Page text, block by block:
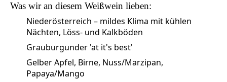
Was wir an diesem Weißwein lieben:
Niederösterreich – mildes Klima mit kühlen
Nächten, Löss‑ und Kalkböden
Grauburgunder 'at it's best'
Gelber Apfel, Birne, Nuss/Marzipan,
Papaya/Mango